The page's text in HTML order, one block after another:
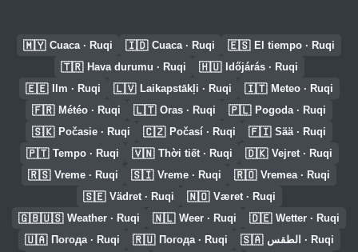
🇲🇾 Cuaca · Ruqi 🇮🇩 Cuaca · Ruqi 🇪🇸 El tiempo · Ruqi
🇹🇷 Hava durumu · Ruqi 🇭🇺 Időjárás · Ruqi
🇪🇪 Ilm · Ruqi 🇱🇻 Laikapstākļi · Ruqi 🇮🇹 Meteo · Ruqi
🇫🇷 Météo · Ruqi 🇱🇹 Oras · Ruqi 🇵🇱 Pogoda · Ruqi
🇸🇰 Počasie · Ruqi 🇨🇿 Počasí · Ruqi 🇫🇮 Sää · Ruqi
🇵🇹 Tempo · Ruqi 🇻🇳 Thời tiết · Ruqi 🇩🇰 Vejret · Ruqi
🇷🇸 Vreme · Ruqi 🇸🇮 Vreme · Ruqi 🇷🇴 Vremea · Ruqi
🇸🇪 Vädret · Ruqi 🇳🇴 Været · Ruqi
🇬🇧🇺🇸 Weather · Ruqi 🇳🇱 Weer · Ruqi 🇩🇪 Wetter · Ruqi
🇺🇦 Погода · Ruqi 🇷🇺 Погода · Ruqi 🇸🇦 الطقس · Ruqi